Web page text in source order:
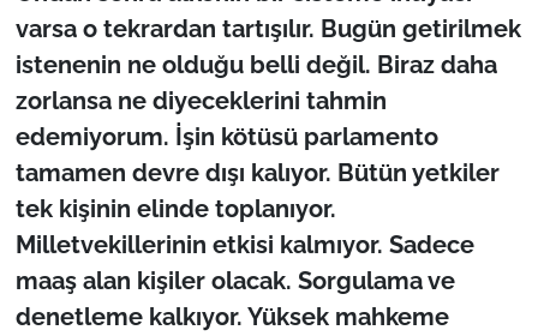
varsa o tekrardan tartışılır. Bugün getirilmek
istenenin ne olduğu belli değil. Biraz daha
zorlansa ne diyeceklerini tahmin
edemiyorum. İşin kötüsü parlamento
tamamen devre dışı kalıyor. Bütün yetkiler
tek kişinin elinde toplanıyor.
Milletvekillerinin etkisi kalmıyor. Sadece
maaş alan kişiler olacak. Sorgulama ve
denetleme kalkıyor. Yüksek mahkeme